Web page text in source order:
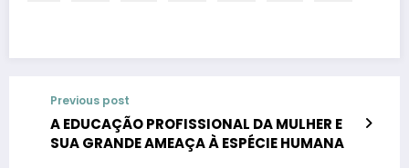
Previous post
A EDUCAÇÃO PROFISSIONAL DA MULHER E
SUA GRANDE AMEAÇA À ESPÉCIE HUMANA